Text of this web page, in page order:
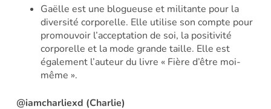
Gaëlle est une blogueuse et militante pour la
diversité corporelle. Elle utilise son compte pour
promouvoir l’acceptation de soi, la positivité
corporelle et la mode grande taille. Elle est
également l’auteur du livre « Fière d’être moi-
même ».
@iamcharliexd (Charlie)